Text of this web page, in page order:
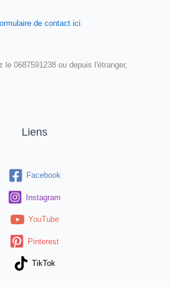
de contact ici
le 0687591238 ou depuis l'étranger,
Liens
Facebook
Instagram
YouTube
Pinterest
TikTok